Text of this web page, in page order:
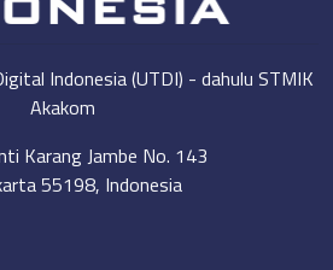
Indonesia (UTDI) - dahulu STMIK
Akakom
Karang Jambe No. 143
55198, Indonesia